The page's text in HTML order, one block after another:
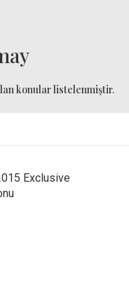
konular listelenmiştir.
Exclusive